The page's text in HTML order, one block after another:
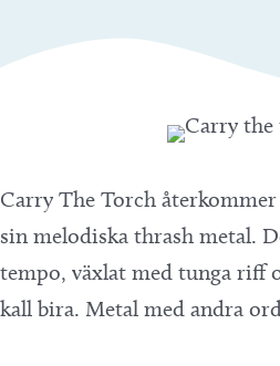
Carry The Torch
sin melodiska thrash metal.
tempo, växlat med tunga riff
kall bira. Metal med andra